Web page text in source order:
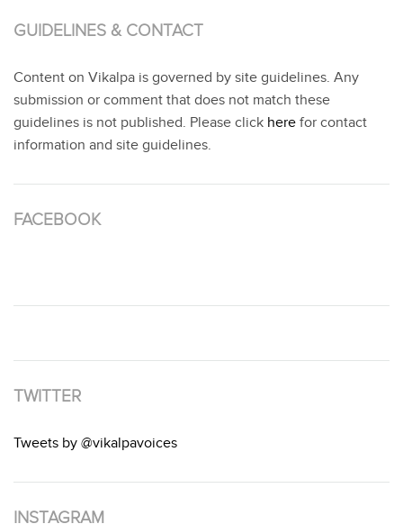
GUIDELINES & CONTACT
Content on Vikalpa is governed by site guidelines. Any
submission or comment that does not match these
guidelines is not published. Please click here for contact
information and site guidelines.
FACEBOOK
TWITTER
Tweets by @vikalpavoices
INSTAGRAM